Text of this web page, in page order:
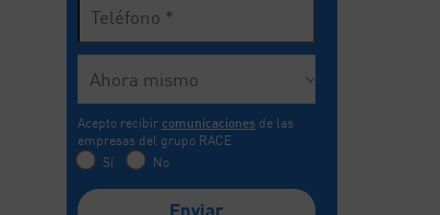
Acepto recibir comunicaciones de las
empresas del grupo RACE
Sí
No